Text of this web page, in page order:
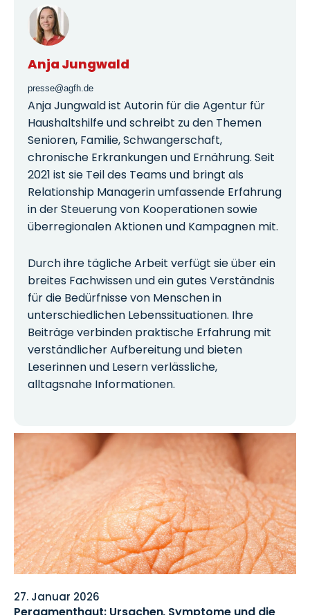
Anja Jungwald
presse@agfh.de
Anja Jungwald ist Autorin für die Agentur für
Haushaltshilfe und schreibt zu den Themen
Senioren, Familie, Schwangerschaft,
chronische Erkrankungen und Ernährung. Seit
2021 ist sie Teil des Teams und bringt als
Relationship Managerin umfassende Erfahrung
in der Steuerung von Kooperationen sowie
überregionalen Aktionen und Kampagnen mit.
Durch ihre tägliche Arbeit verfügt sie über ein
breites Fachwissen und ein gutes Verständnis
für die Bedürfnisse von Menschen in
unterschiedlichen Lebenssituationen. Ihre
Beiträge verbinden praktische Erfahrung mit
verständlicher Aufbereitung und bieten
Leserinnen und Lesern verlässliche,
alltagsnahe Informationen.
27. Januar 2026